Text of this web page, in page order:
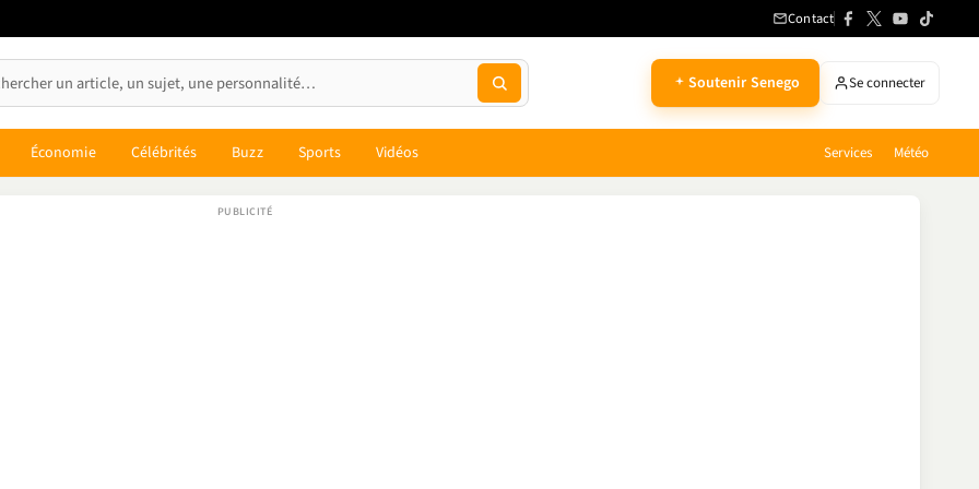
Contact
Soutenir Senego Se connecter
Économie Célébrités Buzz Sports Vidéos Services Météo